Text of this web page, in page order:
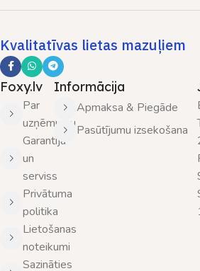
Kvalitatīvas lietas mazuļiem
Foxy.lv
Par
uzņēmumu
Garantija
un
serviss
Privātuma
politika
Lietošanas
noteikumi
Sazināties
Informācija
Apmaksa & Piegāde
Pasūtījumu izsekošana